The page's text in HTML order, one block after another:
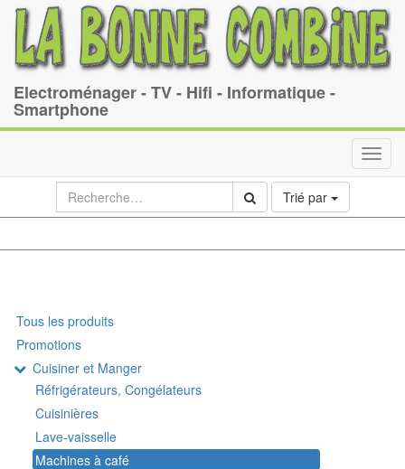
Electroménager - TV - Hifi - Informatique -
Smartphone
Trié par
Tous les produits
Promotions
Cuisiner et Manger
Réfrigérateurs, Congélateurs
Cuisinières
Lave-vaisselle
Machines à café